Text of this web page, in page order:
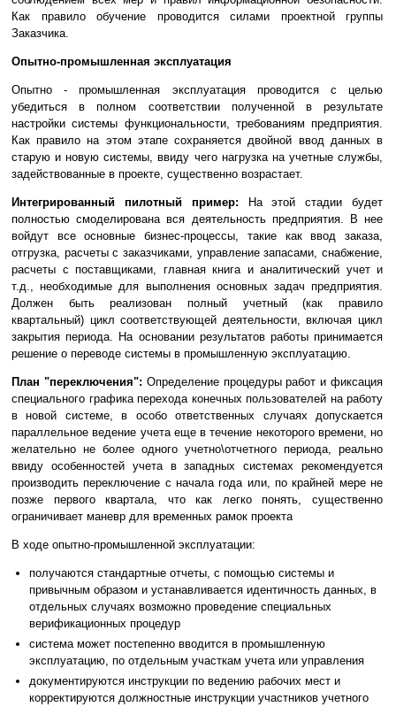
Как правило обучение проводится силами проектной группы
Заказчика.
Опытно-промышленная эксплуатация
Опытно - промышленная эксплуатация проводится с целью
убедиться в полном соответствии полученной в результате
настройки системы функциональности, требованиям предприятия.
Как правило на этом этапе сохраняется двойной ввод данных в
старую и новую системы, ввиду чего нагрузка на учетные службы,
задействованные в проекте, существенно возрастает.
Интегрированный пилотный пример: На этой стадии будет
полностью смоделирована вся деятельность предприятия. В нее
войдут все основные бизнес-процессы, такие как ввод заказа,
отгрузка, расчеты с заказчиками, управление запасами, снабжение,
расчеты с поставщиками, главная книга и аналитический учет и
т.д., необходимые для выполнения основных задач предприятия.
Должен быть реализован полный учетный (как правило
квартальный) цикл соответствующей деятельности, включая цикл
закрытия периода. На основании результатов работы принимается
решение о переводе системы в промышленную эксплуатацию.
План "переключения": Определение процедуры работ и фиксация
специального графика перехода конечных пользователей на работу
в новой системе, в особо ответственных случаях допускается
параллельное ведение учета еще в течение некоторого времени, но
желательно не более одного учетно\отчетного периода, реально
ввиду особенностей учета в западных системах рекомендуется
производить переключение с начала года или, по крайней мере не
позже первого квартала, что как легко понять, существенно
ограничивает маневр для временных рамок проекта
В ходе опытно-промышленной эксплуатации:
получаются стандартные отчеты, с помощью системы и
привычным образом и устанавливается идентичность данных, в
отдельных случаях возможно проведение специальных
верификационных процедур
система может постепенно вводится в промышленную
эксплуатацию, по отдельным участкам учета или управления
документируются инструкции по ведению рабочих мест и
корректируются должностные инструкции участников учетного